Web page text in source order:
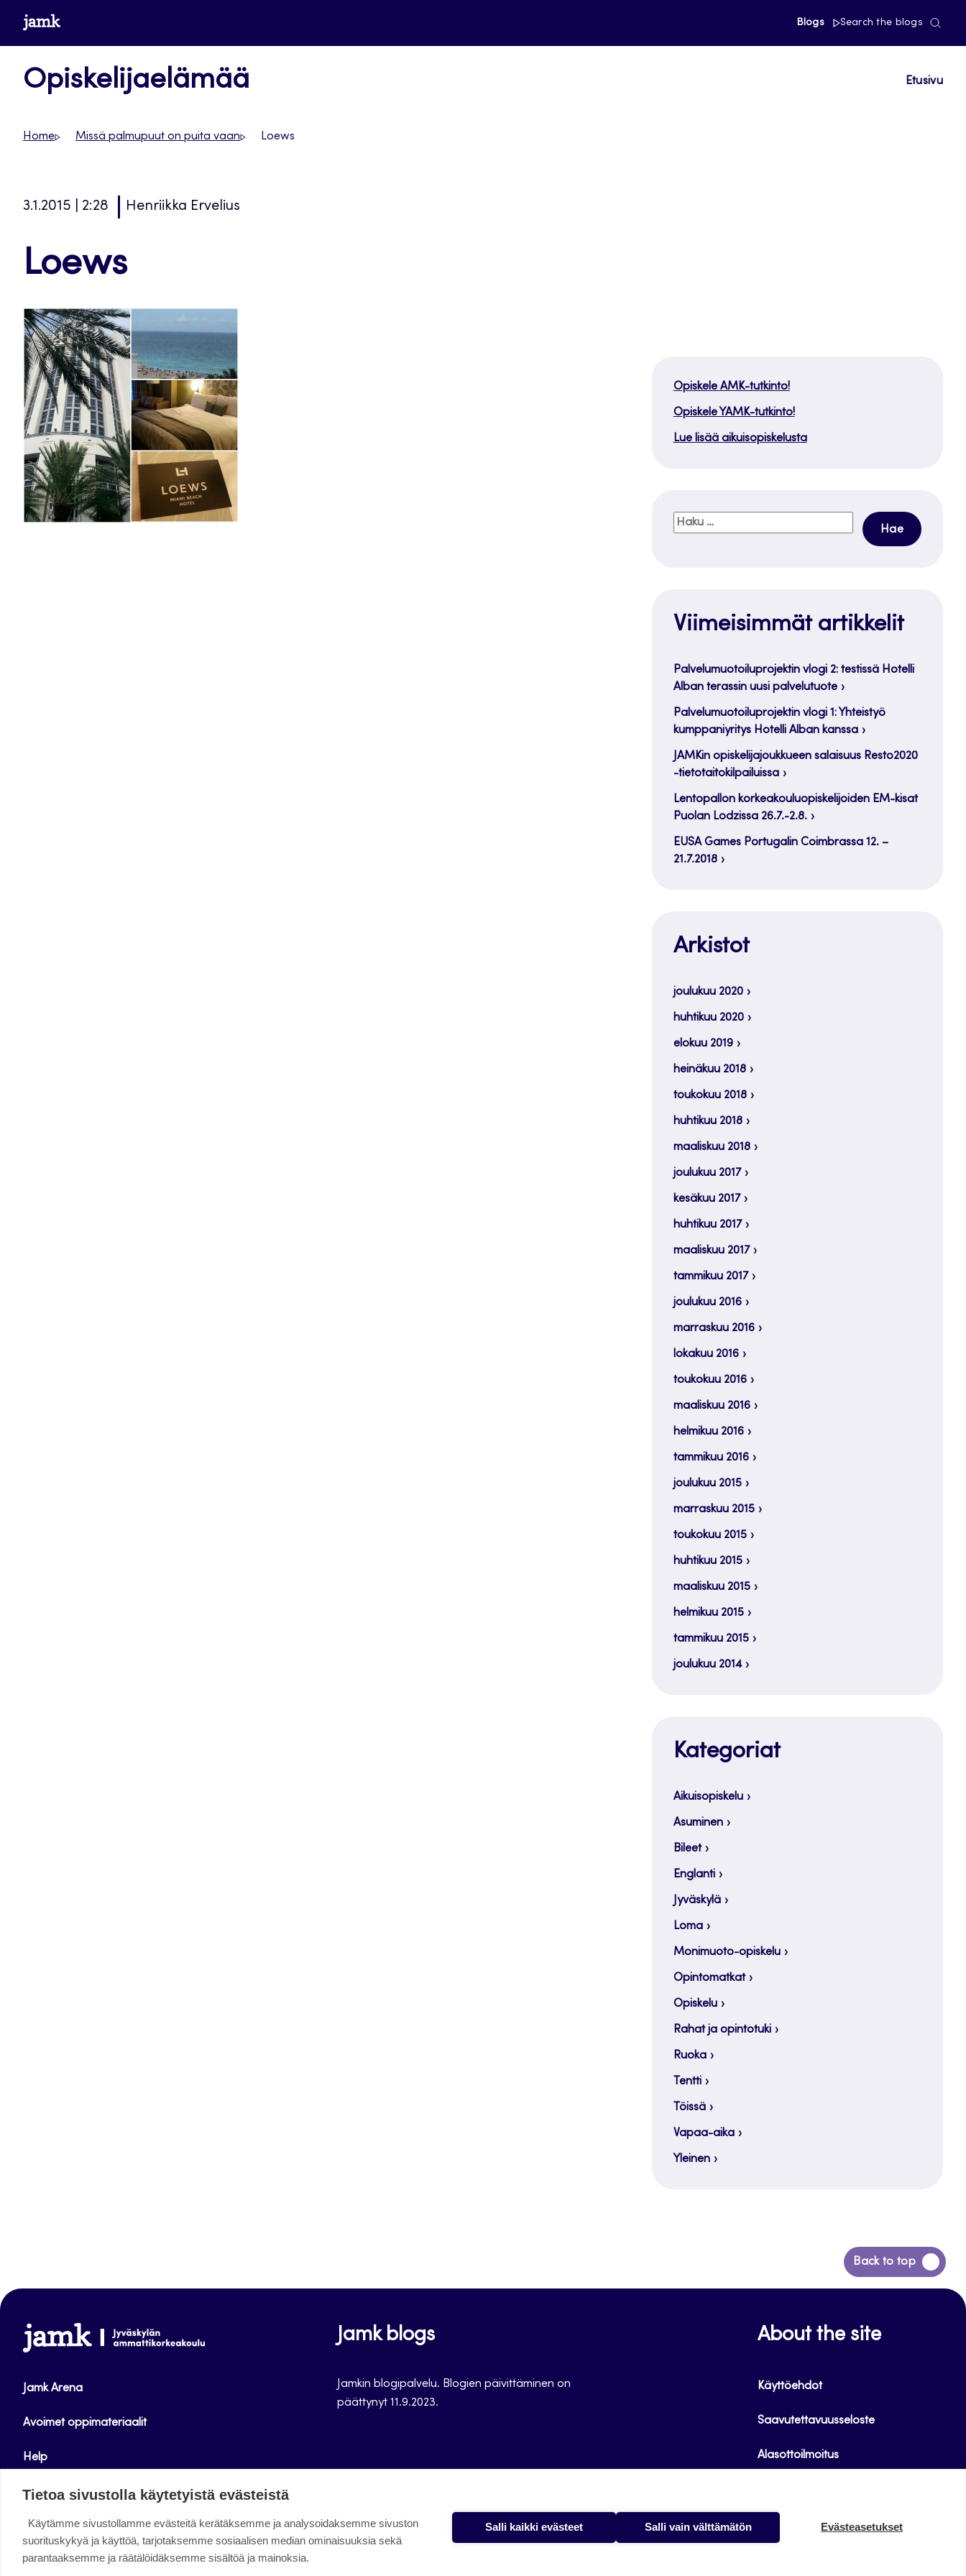
Siirrywww.jamk.fi Blogs Search the blogs
Opiskelijaelämää Etusivu
Home Missä palmupuut on puita vaan Loews
3.1.2015 | 2:28 Henriikka Ervelius
Loews
Opiskele AMK-tutkinto!
Opiskele YAMK-tutkinto!
Lue lisää aikuisopiskelusta
Haku:
Viimeisimmät artikkelit
Palvelumuotoiluprojektin vlogi 2: testissä Hotelli
Alban terassin uusi palvelutuote
Palvelumuotoiluprojektin vlogi 1: Yhteistyö
kumppaniyritys Hotelli Alban kanssa
JAMKin opiskelijajoukkueen salaisuus Resto2020
-tietotaitokilpailuissa
Lentopallon korkeakouluopiskelijoiden EM-kisat
Puolan Lodzissa 26.7.-2.8.
EUSA Games Portugalin Coimbrassa 12. –
21.7.2018
Arkistot
joulukuu 2020
huhtikuu 2020
elokuu 2019
heinäkuu 2018
toukokuu 2018
huhtikuu 2018
maaliskuu 2018
joulukuu 2017
kesäkuu 2017
huhtikuu 2017
maaliskuu 2017
tammikuu 2017
joulukuu 2016
marraskuu 2016
lokakuu 2016
toukokuu 2016
maaliskuu 2016
helmikuu 2016
tammikuu 2016
joulukuu 2015
marraskuu 2015
toukokuu 2015
huhtikuu 2015
maaliskuu 2015
helmikuu 2015
tammikuu 2015
joulukuu 2014
Kategoriat
Aikuisopiskelu
Asuminen
Bileet
Englanti
Jyväskylä
Loma
Monimuoto-opiskelu
Opintomatkat
Opiskelu
Rahat ja opintotuki
Ruoka
Tentti
Töissä
Vapaa-aika
Yleinen
Back to top
Siirry
takaisin
www.jamk.fi
Jamk Arena
Avoimet oppimateriaalit
Help
Verkkolehdet
FacebookInstagram
LinkedinTwitterYouTube
Jamk blogs
Jamkin blogipalvelu. Blogien päivittäminen on
päättynyt 11.9.2023.
About the site
Käyttöehdot
Saavutettavuusseloste
Alasottoilmoitus
Tietoa sivustolla käytetyistä evästeistä
Käytämme sivustollamme evästeitä kerätäksemme ja analysoidaksemme sivuston
suorituskykyä ja käyttöä, tarjotaksemme sosiaalisen median ominaisuuksia sekä
parantaaksemme ja räätälöidäksemme sisältöä ja mainoksia.
Salli kaikki evästeet Salli vain välttämätön Evästeasetukset